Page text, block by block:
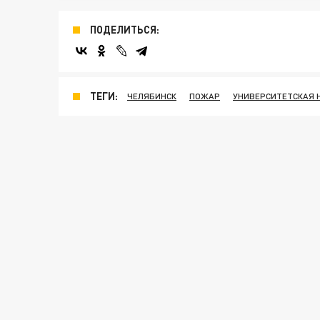
ПОДЕЛИТЬСЯ:
ТЕГИ: ЧЕЛЯБИНСК ПОЖАР УНИВЕРСИТЕТСКАЯ